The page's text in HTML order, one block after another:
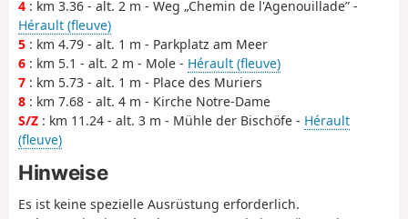
4 : km 3.36 - alt. 2 m - Weg „Chemin de l'Agenouillade” -
Hérault (fleuve)
5 : km 4.79 - alt. 1 m - Parkplatz am Meer
6 : km 5.1 - alt. 2 m - Mole - Hérault (fleuve)
7 : km 5.73 - alt. 1 m - Place des Muriers
8 : km 7.68 - alt. 4 m - Kirche Notre-Dame
S/Z : km 11.24 - alt. 3 m - Mühle der Bischöfe - Hérault
(fleuve)
Hinweise
Es ist keine spezielle Ausrüstung erforderlich.